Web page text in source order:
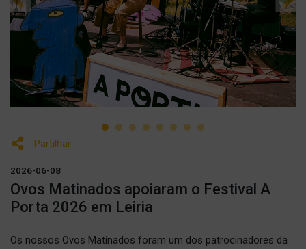
Previous
Partilhar
2026-06-08
Ovos Matinados apoiaram o Festival A
Porta 2026 em Leiria
Os nossos Ovos Matinados foram um dos patrocinadores da